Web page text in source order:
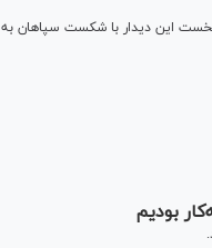
که نیمه نخست این دیدار با شکست سپاهان به
بودیم